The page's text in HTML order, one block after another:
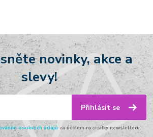
novinky, akce a
slevy!
Přihlásit se
osobních údajů za účelem rozesílky newsletteru.